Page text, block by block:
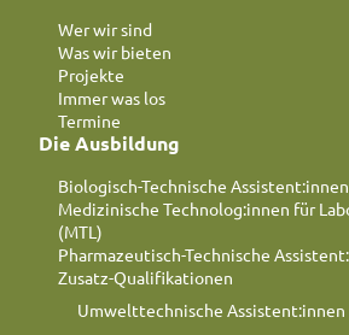
Wer wir sind
Was wir bieten
Projekte
Immer was los
Termine
Die Ausbildung
Biologisch-Technische
Medizinische Technolog:innen für
(MTL)
Pharmazeutisch-Technische
Zusatz-Qualifikationen
Umwelttechnische Assistent:innen